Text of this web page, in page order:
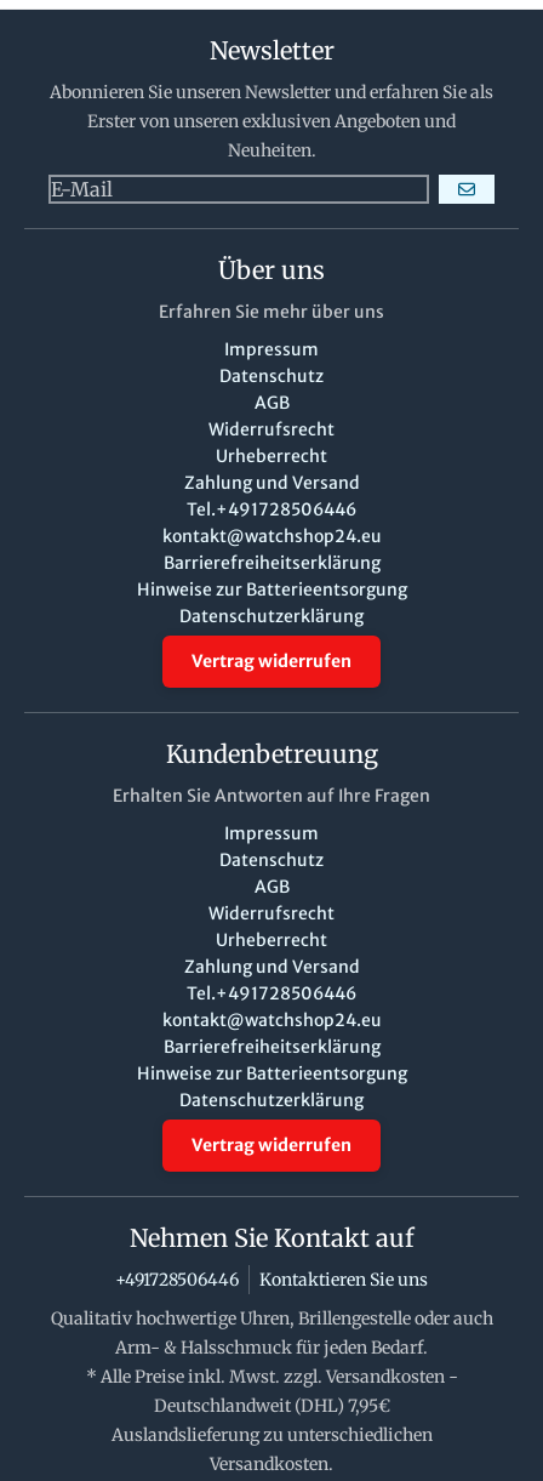
Newsletter
Abonnieren Sie unseren Newsletter und erfahren Sie als
Erster von unseren exklusiven Angeboten und
Neuheiten.
Über uns
Erfahren Sie mehr über uns
Impressum
Datenschutz
AGB
Widerrufsrecht
Urheberrecht
Zahlung und Versand
Tel.+491728506446
kontakt@watchshop24.eu
Barrierefreiheitserklärung
Hinweise zur Batterieentsorgung
Datenschutzerklärung
Vertrag widerrufen
Kundenbetreuung
Erhalten Sie Antworten auf Ihre Fragen
Impressum
Datenschutz
AGB
Widerrufsrecht
Urheberrecht
Zahlung und Versand
Tel.+491728506446
kontakt@watchshop24.eu
Barrierefreiheitserklärung
Hinweise zur Batterieentsorgung
Datenschutzerklärung
Vertrag widerrufen
Nehmen Sie Kontakt auf
+491728506446
Kontaktieren Sie uns
Qualitativ hochwertige Uhren, Brillengestelle oder auch
Arm- & Halsschmuck für jeden Bedarf.
* Alle Preise inkl. Mwst. zzgl. Versandkosten -
Deutschlandweit (DHL) 7,95€
Auslandslieferung zu unterschiedlichen
Versandkosten.